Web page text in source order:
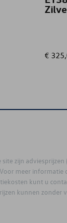
€
site zijn
meer informatie
kunt u
kunnen